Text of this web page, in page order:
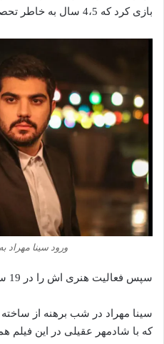
بازی کرد که 4،5 سال به خاطر تحصیل و مدرسه بازیگری را رها کرد.
ورود سینا مهراد
سپس فعالیت هنری اش را در 19 سالگی با تئاتر دوباره آغاز کرد.
سینا مهراد در شب برهنه از
که با شادمهر عقیلی در این فیلم